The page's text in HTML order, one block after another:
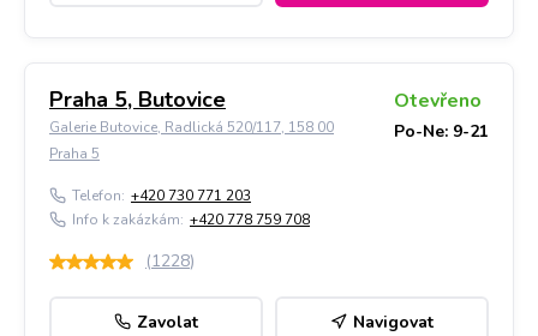
Praha 5, Butovice
Galerie Butovice, Radlická 520/117, 158 00
Praha 5
Otevřeno
Po-Ne: 9-21
Telefon: +420 730 771 203
Info k zakázkám: +420 778 759 708
(1228)
Zavolat Navigovat